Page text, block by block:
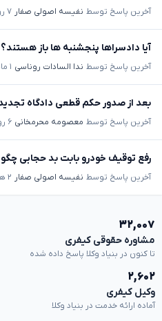
آخرین پاسخ توسط نفیسه اصولی صفار ۷ روز پیش
آیا دادسراها پنجشنبه ها باز هستند؟
آخرین پاسخ توسط ندا السادات روناسی ۱ ماه پیش
بعد از صدور حکم قطعی دادگاه
آخرین پاسخ توسط معصومه محرمخانی ۶ روز پیش
رفع توقیف خودرو بابت بد حجابی
آخرین پاسخ توسط نفیسه اصولی صفار ۲ هفته پیش
۳۲,۰۰۷
مشاوره حقوقی کیفری
تا کنون در بنیاد وکلا پاسخ داده شده
۲,۶۰۲
وکیل کیفری
آماده ارائه خدمت در بنیاد وکلا